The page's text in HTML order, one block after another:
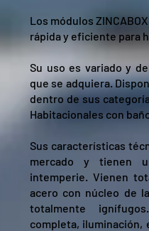
Los módulos
rápida y eficiente para
Su uso es variado y
que se adquiera.
dentro de sus
Habitacionales con
Sus características
mercado y tienen
intemperie. Vienen
acero con núcleo de
totalmente
completa, iluminación,